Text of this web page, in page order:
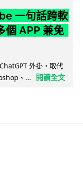
一句話跨軟
個 APP 兼免
外掛，取代
、...
閱讀全文